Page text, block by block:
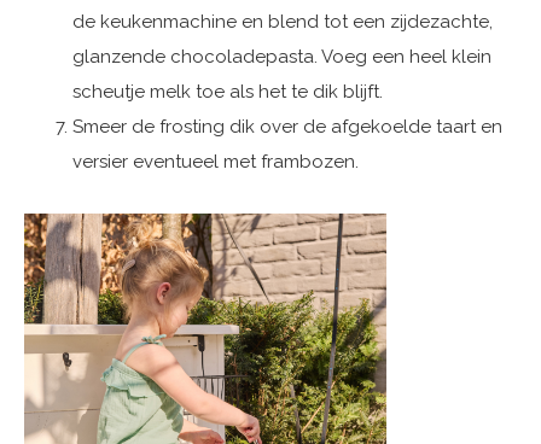
de keukenmachine en blend tot een zijdezachte,
glanzende chocoladepasta. Voeg een heel klein
scheutje melk toe als het te dik blijft.
Smeer de frosting dik over de afgekoelde taart en
versier eventueel met frambozen.